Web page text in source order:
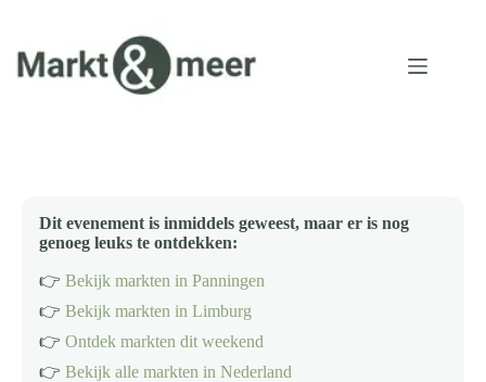
inhoud
Dit evenement is inmiddels geweest, maar er is nog
genoeg leuks te ontdekken:
👉 Bekijk markten in Panningen
👉 Bekijk markten in Limburg
👉 Ontdek markten dit weekend
👉 Bekijk alle markten in Nederland